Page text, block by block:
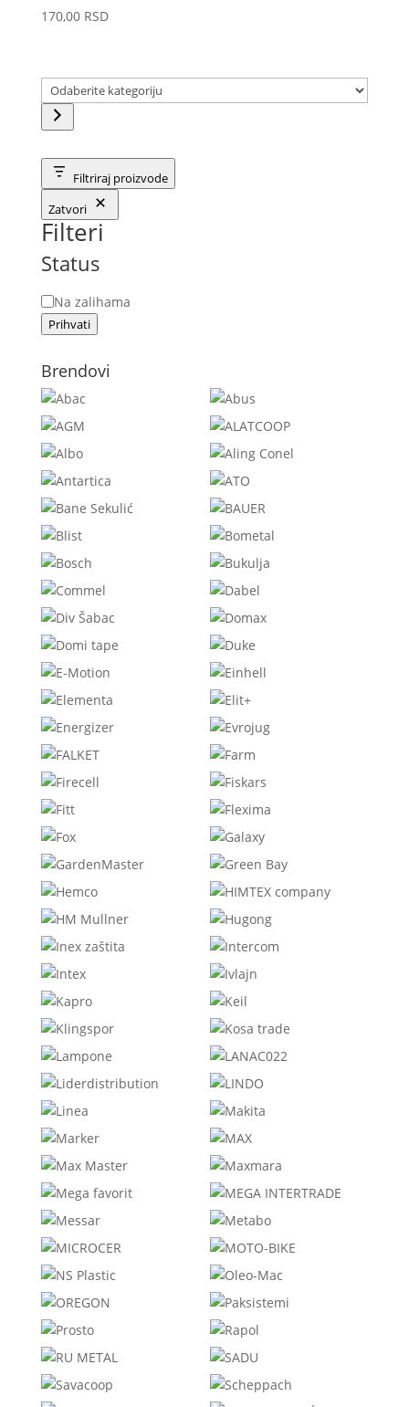
170,00 RSD
Odaberite
kategoriju
Filtriraj proizvode
Zatvori
Filteri
Status
Status
Na zalihama
Prihvati
Brendovi